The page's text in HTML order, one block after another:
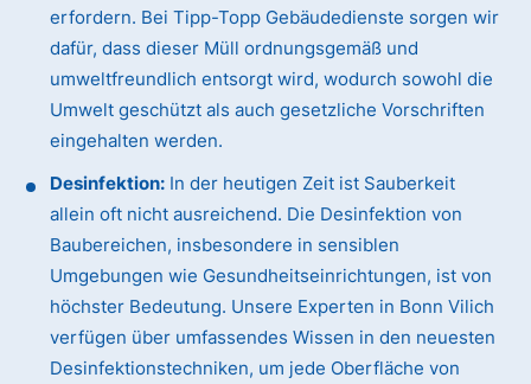
erfordern. Bei Tipp-Topp Gebäudedienste sorgen wir
dafür, dass dieser Müll ordnungsgemäß und
umweltfreundlich entsorgt wird, wodurch sowohl die
Umwelt geschützt als auch gesetzliche Vorschriften
eingehalten werden.
Desinfektion: In der heutigen Zeit ist Sauberkeit
allein oft nicht ausreichend. Die Desinfektion von
Baubereichen, insbesondere in sensiblen
Umgebungen wie Gesundheitseinrichtungen, ist von
höchster Bedeutung. Unsere Experten in Bonn Vilich
verfügen über umfassendes Wissen in den neuesten
Desinfektionstechniken, um jede Oberfläche von